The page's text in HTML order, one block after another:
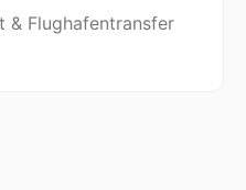
& Flughafentransfer